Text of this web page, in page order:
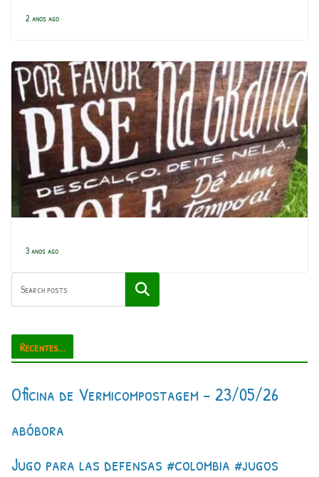
2 anos ago
3 anos ago
Pesquisar
Recentes...
Oficina de Vermicompostagem – 23/05/26
abóbora
Jugo para las defensas #colombia #jugos